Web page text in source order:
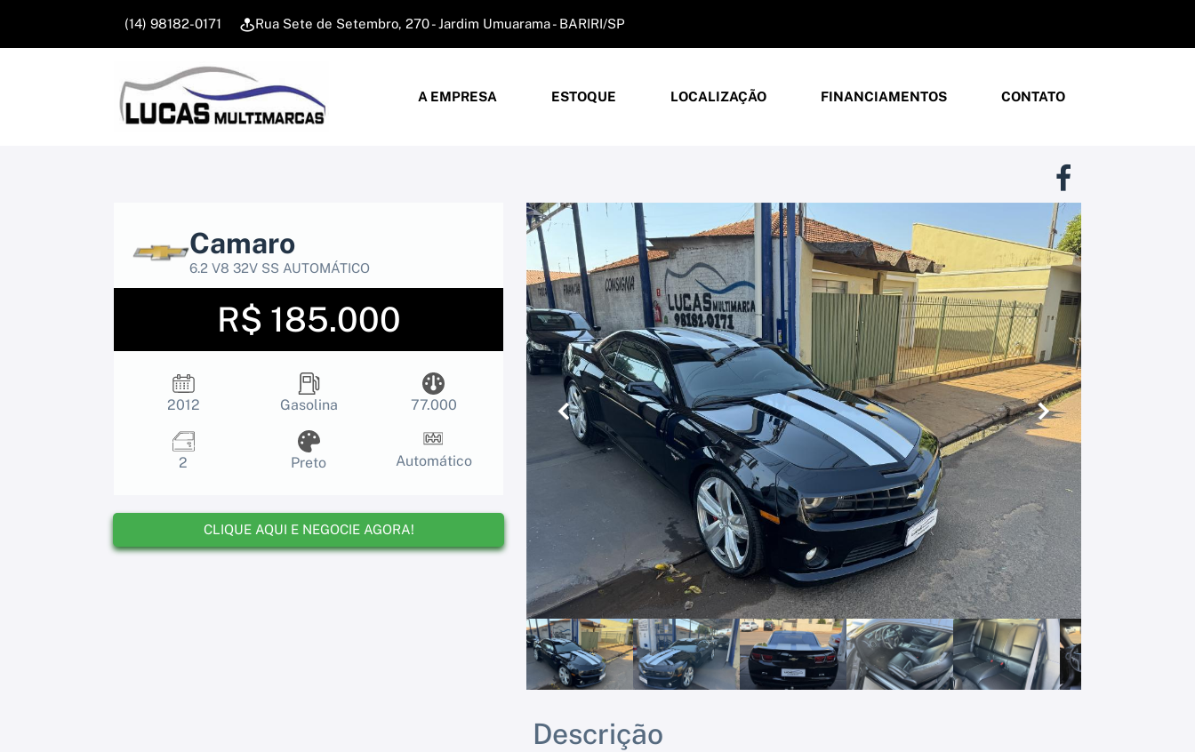
(14) 98182-0171 Rua Sete de Setembro, 270 - Jardim Umuarama - BARIRI/SP
A EMPRESA ESTOQUE LOCALIZAÇÃO FINANCIAMENTOS CONTATO
Camaro
6.2 V8 32V SS AUTOMÁTICO
R$ 185.000
2012 Gasolina 77.000
2 Preto Automático
CLIQUE AQUI E NEGOCIE AGORA!
Anterior Próximo
Descrição